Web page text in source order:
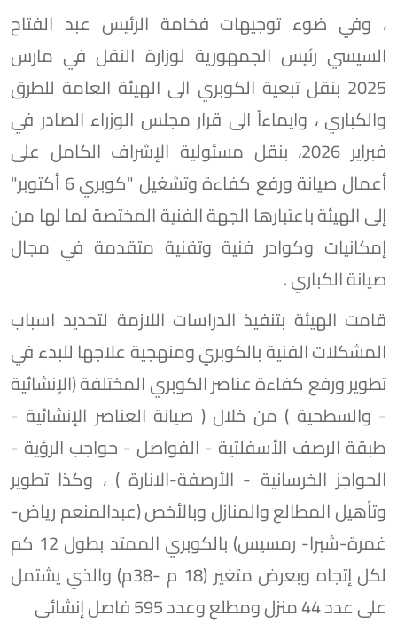
، وفي ضوء توجيهات فخامة الرئيس عبد الفتاح
السيسي رئيس الجمهورية لوزارة النقل في مارس
2025 بنقل تبعية الكوبري الى الهيئة العامة للطرق
والكباري ، وايماءاً الى قرار مجلس الوزراء الصادر في
فبراير 2026، بنقل مسئولية الإشراف الكامل على
أعمال صيانة ورفع كفاءة وتشغيل "كوبري 6 أكتوبر"
إلى الهيئة باعتبارها الجهة الفنية المختصة لما لها من
إمكانيات وكوادر فنية وتقنية متقدمة في مجال
صيانة الكباري .
قامت الهيئة بتنفيذ الدراسات اللازمة لتحديد اسباب
المشكلات الفنية بالكوبري ومنهجية علاجها للبدء في
تطوير ورفع كفاءة عناصر الكوبري المختلفة (الإنشائية
- والسطحية ) من خلال ( صيانة العناصر الإنشائية -
طبقة الرصف الأسفلتية - الفواصل - حواجب الرؤية -
الحواجز الخرسانية - الأرصفة-الانارة ) ، وكذا تطوير
وتأهيل المطالع والمنازل وبالأخص (عبدالمنعم رياض-
غمرة-شبرا- رمسيس) بالكوبري الممتد بطول 12 كم
لكل إتجاه وبعرض متغير (18 م -38م) والذي يشتمل
على عدد 44 منزل ومطلع وعدد 595 فاصل إنشائى